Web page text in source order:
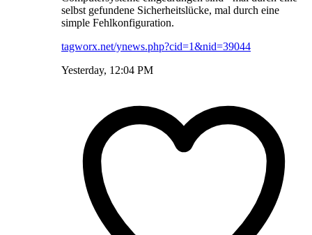
selbst gefundene Sicherheitslücke, mal durch eine
simple Fehlkonfiguration.
tagworx.net/ynews.php?cid=1&nid=39044
Yesterday, 12:04 PM